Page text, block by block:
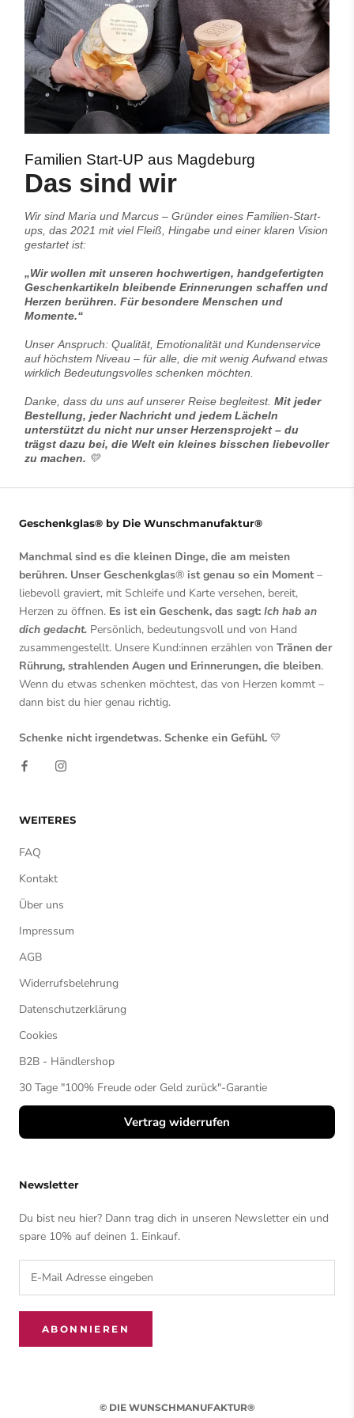
Familien Start-UP aus Magdeburg
Das sind wir
Wir sind Maria und Marcus – Gründer eines Familien-Start-
ups, das 2021 mit viel Fleiß, Hingabe und einer klaren Vision
gestartet ist:
„Wir wollen mit unseren hochwertigen, handgefertigten
Geschenkartikeln bleibende Erinnerungen schaffen und
Herzen berühren. Für besondere Menschen und
Momente.“
Unser Anspruch: Qualität, Emotionalität und Kundenservice
auf höchstem Niveau – für alle, die mit wenig Aufwand etwas
wirklich Bedeutungsvolles schenken möchten.
Danke, dass du uns auf unserer Reise begleitest. Mit jeder
Bestellung, jeder Nachricht und jedem Lächeln
unterstützt du nicht nur unser Herzensprojekt – du
trägst dazu bei, die Welt ein kleines bisschen liebevoller
zu machen. 💛
Geschenkglas® by Die Wunschmanufaktur®
Manchmal sind es die kleinen Dinge, die am meisten
berühren. Unser Geschenkglas® ist genau so ein Moment–
liebevoll graviert, mit Schleife und Karte versehen, bereit,
Herzen zu öffnen. Es ist ein Geschenk, das sagt: Ich hab an
dich gedacht. Persönlich, bedeutungsvoll und von Hand
zusammengestellt. Unsere Kund:innen erzählen von Tränen der
Rührung, strahlenden Augen und Erinnerungen, die bleiben.
Wenn du etwas schenken möchtest, das von Herzen kommt –
dann bist du hier genau richtig.
Schenke nicht irgendetwas. Schenke ein Gefühl. 💛
WEITERES
FAQ
Kontakt
Über uns
Impressum
AGB
Widerrufsbelehrung
Datenschutzerklärung
Cookies
B2B - Händlershop
30 Tage "100% Freude oder Geld zurück"-Garantie
Vertrag widerrufen
Newsletter
Du bist neu hier? Dann trag dich in unseren Newsletter ein und
spare 10% auf deinen 1. Einkauf.
ABONNIEREN
© DIE WUNSCHMANUFAKTUR®